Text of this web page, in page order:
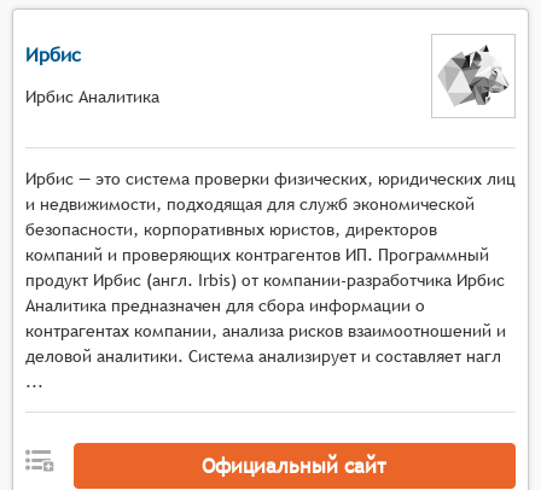
процессах, изменение структуры
пользователям выявлять потенциальные риски
и возможности.
программными продуктами и сервисами,
такими как CRM, ERP, бухгалтерские программы
и т.д. Это позволяет пользователям получать
информацию о контрагентах в едином
интерфейсе и автоматизировать процессы
взаимодействия с ними.
Визуализация данных: системы могут
визуализации данных о контрагентах, такие как
графики, диаграммы, таблицы и т.п. Это
облегчает понимание и интерпретацию
Ирбис
Ирбис Аналитика
Ирбис — это система проверки физических, юридических лиц
и недвижимости, подходящая для служб экономической
безопасности, корпоративных юристов, директоров
компаний и проверяющих контрагентов ИП. Программный
продукт Ирбис (англ. Irbis) от компании-разработчика Ирбис
Аналитика предназначен для сбора информации о
контрагентах компании, анализа рисков взаимоотношений и
деловой аналитики. Система анализирует и составляет нагл
...
Официальный сайт